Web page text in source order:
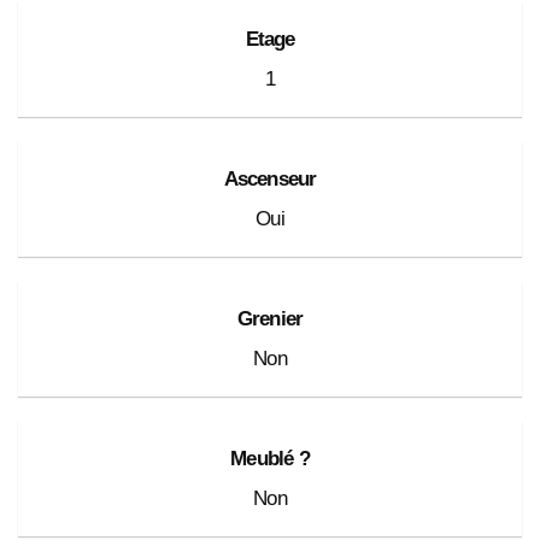
Etage
1
Ascenseur
Oui
Grenier
Non
Meublé ?
Non